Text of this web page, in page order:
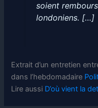
soient
londoniens. […]
Extrait d’un entretien
dans l’hebdomadaire
Lire aussi D’où vient la